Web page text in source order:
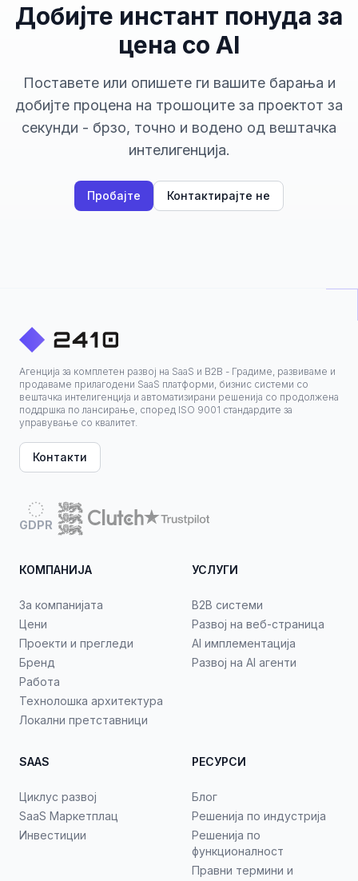
Добијте инстант понуда за
цена со AI
Поставете или опишете ги вашите барања и
добијте процена на трошоците за проектот за
секунди - брзо, точно и водено од вештачка
интелигенција.
Пробајте Контактирајте не
Агенција за комплетен развој на SaaS и B2B - Градиме, развиваме и
продаваме прилагодени SaaS платформи, бизнис системи со
вештачка интелигенција и автоматизирани решенија со продолжена
поддршка по лансирање, според ISO 9001 стандардите за
управување со квалитет.
Контакти
GDPR
КОМПАНИЈА
За компанијата
Цени
Проекти и прегледи
Бренд
Работа
Технолошка архитектура
Локални претставници
УСЛУГИ
B2B системи
Развој на веб-страница
AI имплементација
Развој на AI агенти
SAAS
Циклус развој
SaaS Маркетплац
Инвестиции
РЕСУРСИ
Блог
Решенија по индустрија
Решенија по
функционалност
Правни термини и